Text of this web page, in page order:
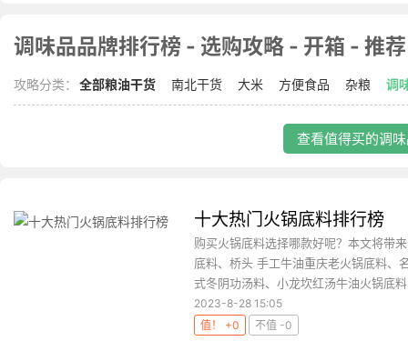
调味品品牌排行榜 - 选购攻略 - 开箱 - 推荐
攻略分类： 全部粮油干货 南北干货 大米 方便食品 杂粮 调
查看值得买的调
十大热门火锅底料排行榜
购买火锅底料选择哪款好呢？本文将带
底料、桥头 手工牛油重庆老火锅底料、
式冬阴功汤料、小龙坎红汤牛油火锅底
2023-8-28 15:05
值！ +0
不值 -0